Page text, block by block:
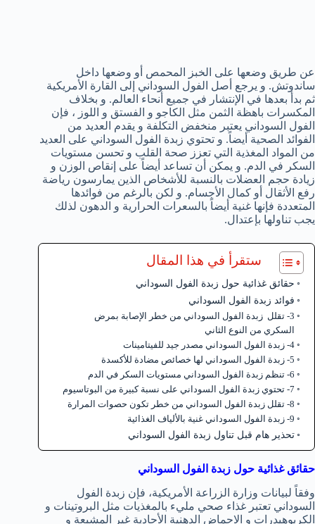
عن طريق وضعها على الخبز المحمص أو وضعها داخل
ساندوتش. و يرجع أصل الفول السوداني إلى القارة الأمريكية
ثم بدأ بعدها في الإنتشار في جميع أنحاء العالم. و بخلاف
المكسرات باهظة الثمن مثل الكاجو و الفستق و اللوز ، فإن
الفول السوداني يعتبر منخفض التكلفة و يقدم العديد من
الفوائد الصحية أيضاً. و تحتوي زبدة الفول السوداني على العديد
من المواد المغذية التي تعزز صحة القلب و تحسن مستويات
السكر في الدم. و يمكن أن تساعد أيضاً على إنقاص الوزن و
زيادة حجم العضلات بالنسبة للأشخاص الذين يمارسون رياضة
رفع الأثقال أو كمال الأجسام. و لكن بالرغم من فوائدها
المتعددة فإنها غنية أيضاً بالسعرات الحرارية و الدهون لذلك
يجب تناولها بإعتدال.
ستقرأ في هذا المقال
حقائق غذائية حول زبدة الفول السوداني
فوائد زبدة الفول السوداني
3- تقلل زبدة الفول السوداني من خطر الإصابة بمرض
السكري من النوع الثاني
4- زبدة الفول السوداني مصدر جيد للفيتامينات
5- زبدة الفول السوداني لها خصائص مضادة للأكسدة
6- تنظم زبدة الفول السوداني مستويات السكر في الدم
7- تحتوي زبدة الفول السوداني على نسبة كبيرة من البوتاسيوم
8- تقلل زبدة الفول السوداني من خطر تكون حصوات المرارة
9- زبدة الفول السوداني غنية بالألياف الغذائية
تحذير هام قبل تناول زبدة الفول السوداني
حقائق غذائية حول زبدة الفول السوداني
وفقاً لبيانات وزارة الزراعة الأمريكية، فإن زبدة الفول
السوداني تعتبر غذاء صحي مليء بالمغذيات مثل البروتينات و
الكربوهيدرات و الاحماض الدهنية الأحادية غير المشبعة و